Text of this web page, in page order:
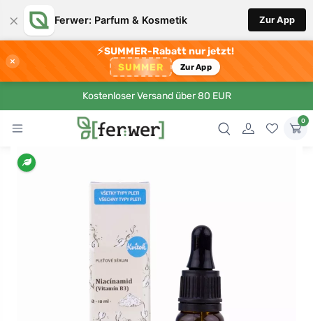
× Ferwer: Parfum & Kosmetik Zur App
×
⚡SUMMER-Rabatt nur jetzt!
SUMMER Zur App
Kostenloser Versand über 80 EUR
0